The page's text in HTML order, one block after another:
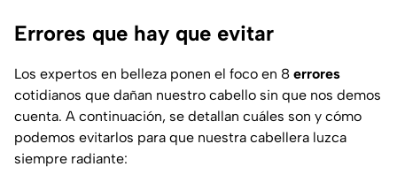
Errores que hay que evitar
Los expertos en belleza ponen el foco en 8 errores
cotidianos que dañan nuestro cabello sin que nos demos
cuenta. A continuación, se detallan cuáles son y cómo
podemos evitarlos para que nuestra cabellera luzca
siempre radiante: